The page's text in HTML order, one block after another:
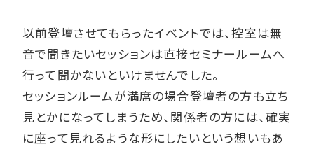
以前登壇させてもらったイベントでは、控室は無
音で聞きたいセッションは直接セミナールームへ
行って聞かないといけませんでした。
セッションルームが満席の場合登壇者の方も立ち
見とかになってしまうため、関係者の方には、確実
に座って見れるような形にしたいという想いもあ